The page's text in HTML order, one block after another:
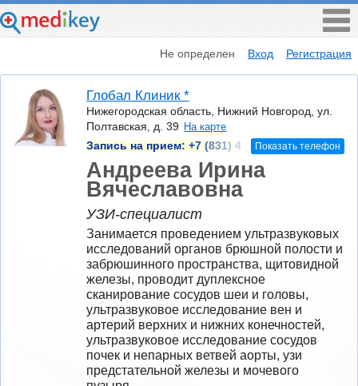
Не определен Вход Регистрация
Глобал Клиник *
Нижегородская область, Нижний Новгород, ул.
Полтавская, д. 39 На карте
Запись на прием: +7 (831) 4 Показать телефон
Андреева Ирина
Вячеславовна
УЗИ-специалист
Занимается проведением ультразвуковых
исследований органов брюшной полости и
забрюшинного пространства, щитовидной
железы, проводит дуплексное
сканирование сосудов шеи и головы,
ультразвуковое исследование вен и
артерий верхних и нижних конечностей,
ультразвуковое исследование сосудов
почек и непарных ветвей аорты, узи
предстательной железы и мочевого